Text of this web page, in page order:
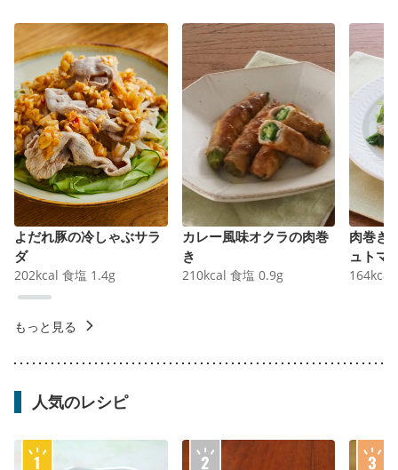
よだれ豚の冷しゃぶサラ
ダ
202kcal 食塩 1.4g
カレー風味オクラの肉巻
き
210kcal 食塩 0.9g
肉巻き
ュトマ
164kcal
もっと見る
人気のレシピ